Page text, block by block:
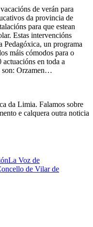
de verán para
da provincia de
para que estean
Estas intervencións
un programa
máis cómodos para o
en toda a
son: Orzamen…
da Limia. Falamos sobre
e calquera outra noticia
La Voz de
de Vilar de